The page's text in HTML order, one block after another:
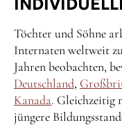
Töchter und Söhne
Internaten weltweit
Jahren beobachten,
Deutschland,
Kanada. Gleichzeitig
jüngere